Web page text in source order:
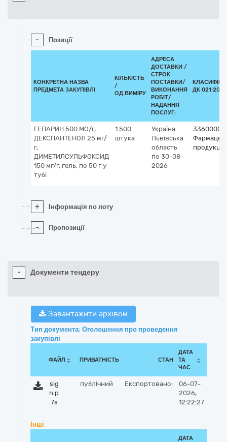
- Позиції
КОНКРЕТНА НАЗВА
ПРЕДМЕТА ЗАКУПІВЛІ
КІЛЬКІСТЬ
/
ОД.ВИМІРУ
АДРЕСА
ДОСТАВКИ /
СТРОК
ПОСТАВКИ/
ВИКОНАННЯ
РОБІТ/
НАДАННЯ
ПОСЛУГ:
ДК 021:2015
ГЕПАРИН 500 МО/г,
ДЕКСПАНТЕНОЛ 25 мг/
г,
ДИМЕТИЛСУЛЬФОКСИД
150 мг/г, гель, по 50 г у
тубі
1 500
штука
Україна
Львівська
область
по 30-08-
2026
продукція
+ Інформація по лоту
- Пропозиції
- Документи тендеру
Завантажити архівом
Тип документа: Оголошення про проведення
закупівлі
ФАЙЛ ПРИВАТНІСТЬ СТАН
ДАТА
ТА
ЧАС
sig
n.p
7s
публічний Експортовано:
06-07-
2026,
12:22:27
Інші
ДАТА